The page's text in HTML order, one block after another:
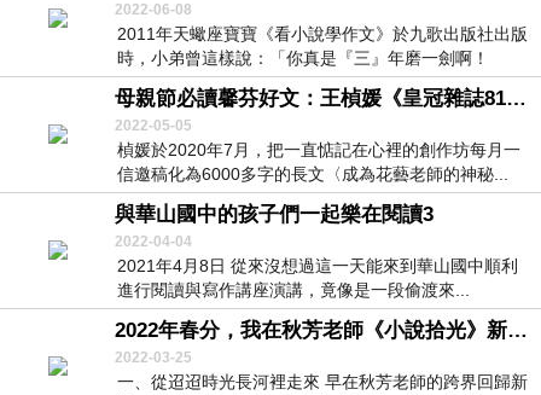
2022-06-08
2011年天蠍座寶寶《看小說學作文》於九歌出版社出版
時，小弟曾這樣說：「你真是『三』年磨一劍啊！
《看...
母親節必讀馨芬好文：王楨媛《皇冠雜誌819期‧玄關有花》
2022-05-05
楨媛於2020年7月，把一直惦記在心裡的創作坊每月一
信邀稿化為6000多字的長文〈成為花藝老師的神秘...
與華山國中的孩子們一起樂在閱讀3
2022-04-04
2021年4月8日 從來沒想過這一天能來到華山國中順利
進行閱讀與寫作講座演講，竟像是一段偷渡來...
2022年春分，我在秋芳老師《小說拾光》新書發表會現場
2022-03-25
一、從迢迢時光長河裡走來 早在秋芳老師的跨界回歸新